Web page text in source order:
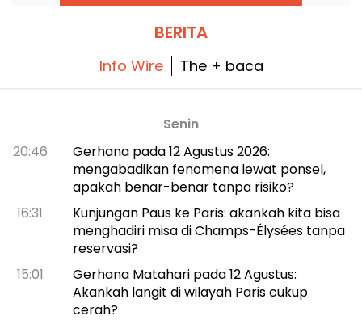
BERITA
Info Wire The + baca
Senin
20:46
Gerhana pada 12 Agustus 2026:
mengabadikan fenomena lewat ponsel,
apakah benar-benar tanpa risiko?
16:31
Kunjungan Paus ke Paris: akankah kita bisa
menghadiri misa di Champs-Élysées tanpa
reservasi?
15:01
Gerhana Matahari pada 12 Agustus:
Akankah langit di wilayah Paris cukup
cerah?